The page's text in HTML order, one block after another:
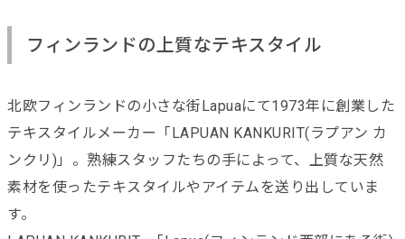
フィンランドの上質なテキスタイル
北欧フィンランドの小さな街Lapuaにて1973年に創業した
テキスタイルメーカー「LAPUAN KANKURIT(ラプアン カ
ンクリ)」。熟練スタッフたちの手によって、上質な天然
素材を使ったテキスタイルやアイテムを送り出していま
す。